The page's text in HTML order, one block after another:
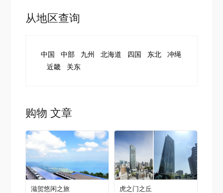
从地区查询
中国 中部 九州 北海道 四国 东北
冲绳
近畿
关东
购物 文章
滋贺悠闲之旅 虎之门之丘